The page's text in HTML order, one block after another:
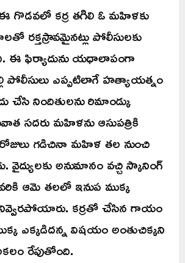
గొడవలో కర్ర తగిలి ఓ మహిళకు
రక్తస్రావమైనట్లు పోలీసులకు
ఈ ఫిర్యాదును యధాలాపంగా
పోలీసులు ఎప్పటిలాగే హత్యాయత్నం
చేసి నిందితులను రిమాండ్కు
సదరు మహిళను ఆసుపత్రికి
గడిచినా మహిళ తల నుంచి
వైద్యులకు అనుమానం వచ్చి స్కానింగ్
ఆమె తలలో ఇనుప ముక్క
కర్రతో చేసిన గాయం
ఎక్కడిదన్న విషయం అంతుచిక్కని
రేపుతోంది.